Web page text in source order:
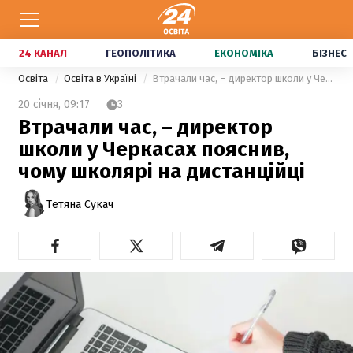
24 КАНАЛ ГЕОПОЛІТИКА ЕКОНОМІКА БІЗНЕС
Освіта Освіта в Україні Втрачали час, – директор школи у Черкасах пояснив, чому школярі на дистанційці
20 січня, 09:17 3
Втрачали час, – директор
школи у Черкасах пояснив,
чому школярі на дистанційці
Тетяна Сукач